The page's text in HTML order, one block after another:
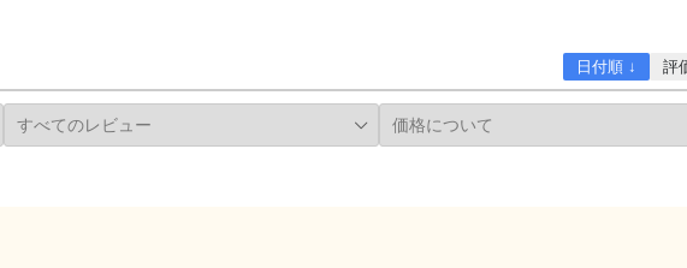
日付順 ↓ 評